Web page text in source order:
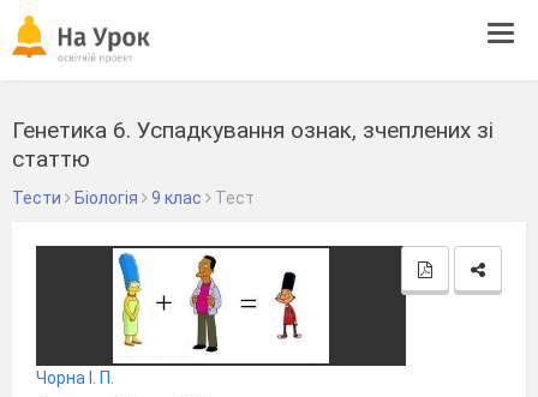
Генетика 6. Успадкування ознак, зчеплених зі
статтю
Тести Біологія 9 клас Тест
Чорна І. П.